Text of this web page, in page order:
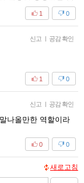
0
1
신고 | 공감 확인
0
1
신고 | 공감 확인
나올만한 역할이라
0
0
새로고침